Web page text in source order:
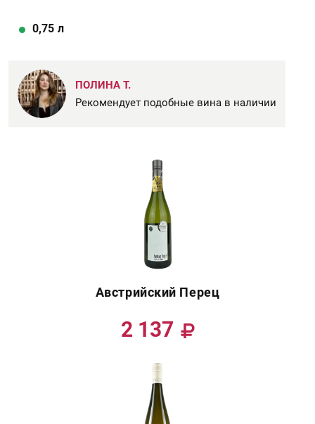
0,75 л
ПОЛИНА Т.
Рекомендует подобные вина в наличии
Австрийский Перец
2 137